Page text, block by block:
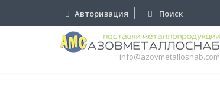
Авторизация Поиск
info@azovmetallosnab.com